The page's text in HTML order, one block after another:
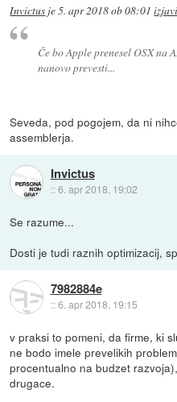
Invictus je5. apr 2018 ob 08:01
Če bo Apple prenesel OSX na
nanovo prevesti...
Seveda, pod pogojem, da ni
assemblerja.
Invictus
::6. apr 2018, 19:02
Se razume...
Dosti je tudi raznih optimizacij,
7982884e
::6. apr 2018, 19:15
v praksi to pomeni, da firme, ki
ne bodo imele prevelikih
procentualno na budzet
drugace.